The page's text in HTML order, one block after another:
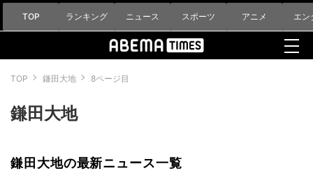
TOP ランキング ニュース スポーツ アニメ エン
TOP 鎌田大地 8ページ目
鎌田大地
鎌田大地の最新ニュース一覧